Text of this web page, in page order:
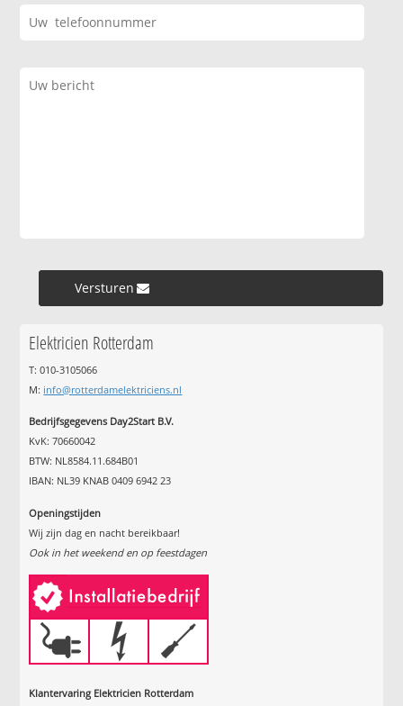
Versturen »
Elektricien Rotterdam
T: 010-3105066
M: info@rotterdamelektriciens.nl
Bedrijfsgegevens Day2Start B.V.
KvK: 70660042
BTW: NL8584.11.684B01
IBAN: NL39 KNAB 0409 6942 23
Openingstijden
Wij zijn dag en nacht bereikbaar!
Ook in het weekend en op feestdagen
Klantervaring Elektricien Rotterdam